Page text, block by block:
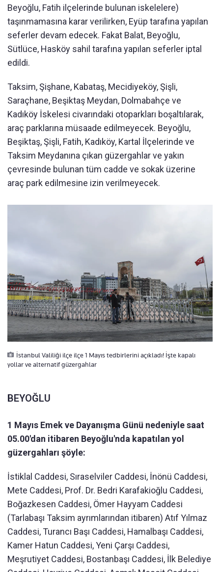
Beyoğlu, Fatih ilçelerinde bulunan iskelelere)
taşınmamasına karar verilirken, Eyüp tarafına yapılan
seferler devam edecek. Fakat Balat, Beyoğlu,
Sütlüce, Hasköy sahil tarafına yapılan seferler iptal
edildi.
Taksim, Şişhane, Kabataş, Mecidiyeköy, Şişli,
Saraçhane, Beşiktaş Meydan, Dolmabahçe ve
Kadıköy İskelesi civarındaki otoparkları boşaltılarak,
araç parklarına müsaade edilmeyecek. Beyoğlu,
Beşiktaş, Şişli, Fatih, Kadıköy, Kartal İlçelerinde ve
Taksim Meydanına çıkan güzergahlar ve yakın
çevresinde bulunan tüm cadde ve sokak üzerine
araç park edilmesine izin verilmeyecek.
İstanbul Valiliği ilçe ilçe 1 Mayıs tedbirlerini açıkladı! İşte kapalı
yollar ve alternatif güzergahlar
BEYOĞLU
1 Mayıs Emek ve Dayanışma Günü nedeniyle saat
05.00'dan itibaren Beyoğlu'nda kapatılan yol
güzergahları şöyle:
İstiklal Caddesi, Sıraselviler Caddesi, İnönü Caddesi,
Mete Caddesi, Prof. Dr. Bedri Karafakioğlu Caddesi,
Boğazkesen Caddesi, Ömer Hayyam Caddesi
(Tarlabaşı Taksim ayrımlarından itibaren) Atıf Yılmaz
Caddesi, Turancı Başı Caddesi, Hamalbaşı Caddesi,
Kamer Hatun Caddesi, Yeni Çarşı Caddesi,
Meşrutiyet Caddesi, Bostanbaşı Caddesi, İlk Belediye